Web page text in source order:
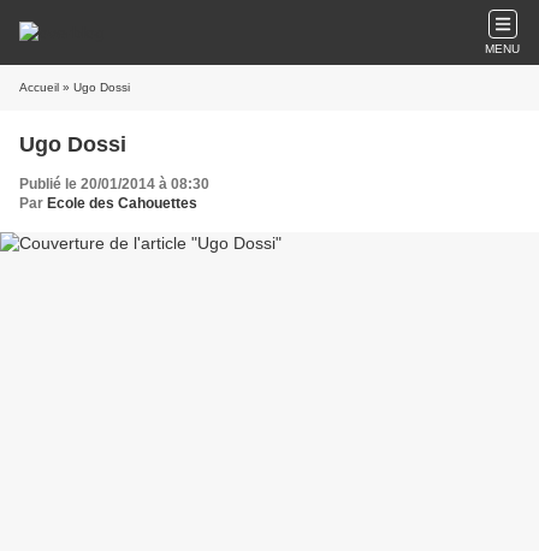
MENU
Accueil » Ugo Dossi
Ugo Dossi
Publié le 20/01/2014 à 08:30
Par Ecole des Cahouettes